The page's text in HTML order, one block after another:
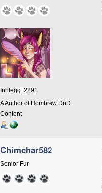
Innlegg: 2291
A Author of Hombrew DnD
Content
Chimchar582
Senior Fur